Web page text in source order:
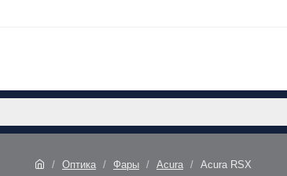
Оптика Фары Acura Acura RSX